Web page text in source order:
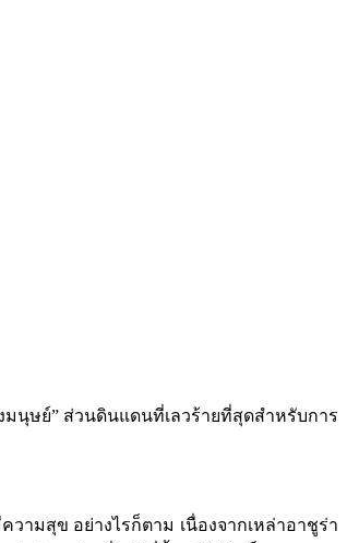
นุษย์” ส่วนดินแดนที่เลวร้ายที่สุดสำหรับการ
มสุข อย่างไรก็ตาม เนื่องจากเหล่าอาชูร่า